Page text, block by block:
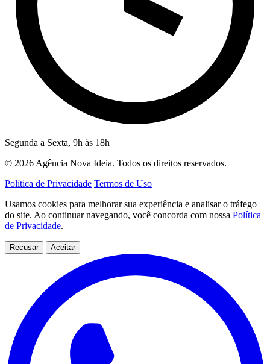
Segunda a Sexta, 9h às 18h
© 2026 Agência Nova Ideia. Todos os direitos reservados.
Política de Privacidade Termos de Uso
Usamos cookies para melhorar sua experiência e analisar o tráfego
do site. Ao continuar navegando, você concorda com nossa Política
de Privacidade.
Recusar Aceitar